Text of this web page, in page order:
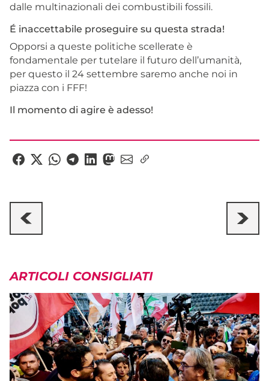
dalle multinazionali dei combustibili fossili.
É inaccettabile proseguire su questa strada!
Opporsi a queste politiche scellerate è
fondamentale per tutelare il futuro dell’umanità,
per questo il 24 settembre saremo anche noi in
piazza con i FFF!
Il momento di agire è adesso!
ARTICOLI CONSIGLIATI